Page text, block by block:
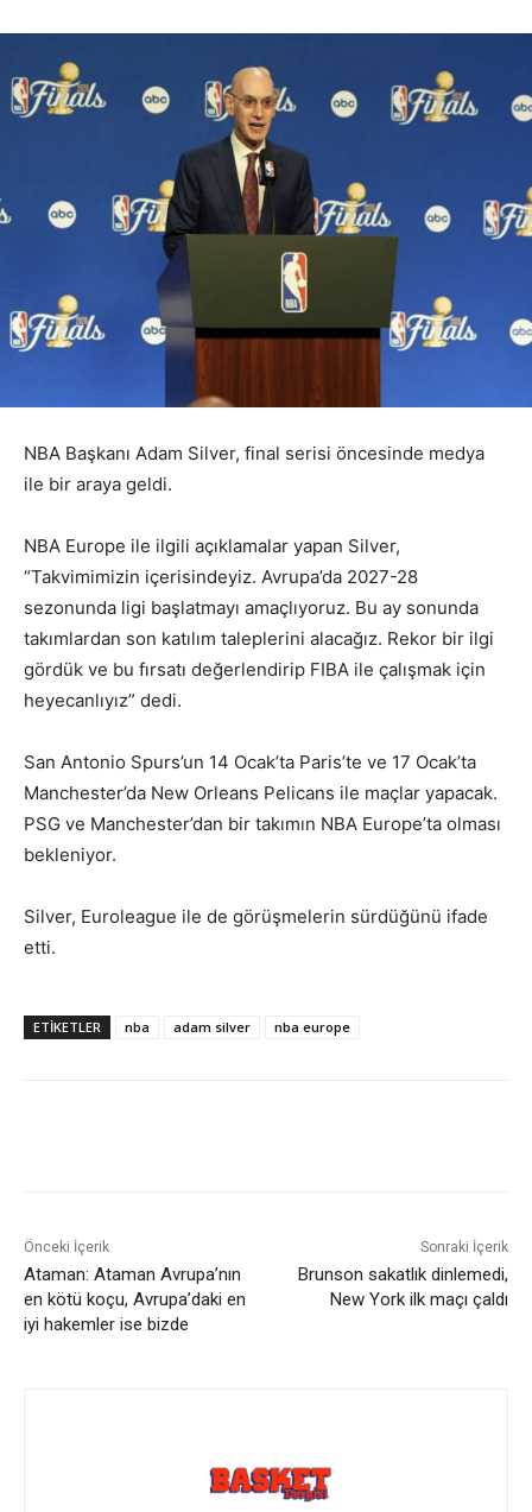
NBA Başkanı Adam Silver, final serisi öncesinde medya
ile bir araya geldi.
NBA Europe ile ilgili açıklamalar yapan Silver,
“Takvimimizin içerisindeyiz. Avrupa’da 2027-28
sezonunda ligi başlatmayı amaçlıyoruz. Bu ay sonunda
takımlardan son katılım taleplerini alacağız. Rekor bir ilgi
gördük ve bu fırsatı değerlendirip FIBA ile çalışmak için
heyecanlıyız” dedi.
San Antonio Spurs’un 14 Ocak’ta Paris’te ve 17 Ocak’ta
Manchester’da New Orleans Pelicans ile maçlar yapacak.
PSG ve Manchester’dan bir takımın NBA Europe’ta olması
bekleniyor.
Silver, Euroleague ile de görüşmelerin sürdüğünü ifade
etti.
ETIKETLER nba adam silver nba europe
Önceki İçerik
Ataman: Ataman Avrupa’nın
en kötü koçu, Avrupa’daki en
iyi hakemler ise bizde
Sonraki İçerik
Brunson sakatlık dinlemedi,
New York ilk maçı çaldı